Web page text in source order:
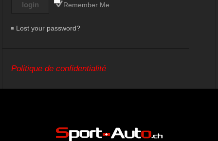
Remember Me
Lost your password?
Politique de confidentialité